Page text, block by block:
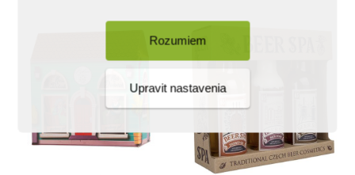
Rozumiem
Upravit nastavenia